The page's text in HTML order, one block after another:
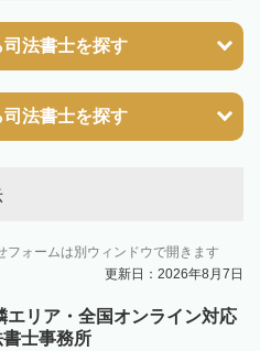
司法書士を探す
司法書士を探す
ォームは別ウィンドウで開きます
更新日：2026年8月7日
エリア・全国オンライン対応
士事務所